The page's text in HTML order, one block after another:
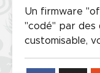
Un firmware
"codé" par des
customisable,